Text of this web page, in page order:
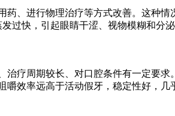
、进行物理治疗等方式改善。这种
快，引起眼睛干涩、视物模糊和分
疗周期较长、对口腔条件有一定要
效率远高于活动假牙，稳定性好，